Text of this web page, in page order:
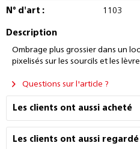
N° d'art : 1103
Description
Ombrage plus grossier dans un
pixelisés sur les sourcils et les
Questions sur l'article ?
Les clients ont aussi acheté
Les clients ont aussi regardé